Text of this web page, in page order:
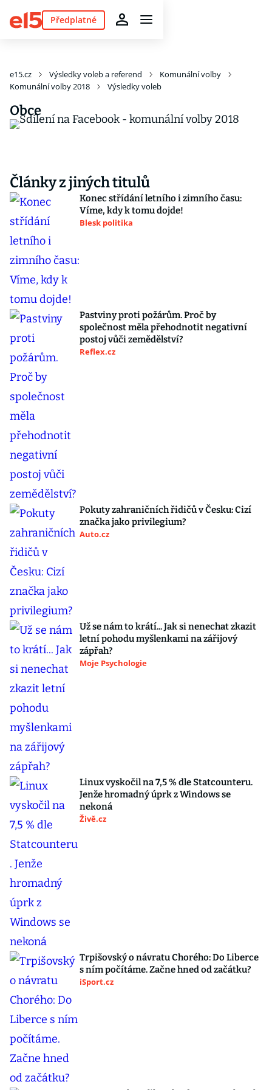
Předplatné
e15.cz Výsledky voleb a referend
Komunální volby
Komunální volby 2018
Výsledky voleb
Obce
Články z jiných titulů
Konec střídání letního i zimního času:
Víme, kdy k tomu dojde!
Blesk politika
Pastviny proti požárům. Proč by
společnost měla přehodnotit negativní
postoj vůči zemědělství?
Reflex.cz
Pokuty zahraničních řidičů v Česku: Cizí
značka jako privilegium?
Auto.cz
Už se nám to krátí... Jak si nenechat zkazit
letní pohodu myšlenkami na zářijový
zápřah?
Moje Psychologie
Linux vyskočil na 7,5 % dle Statcounteru.
Jenže hromadný úprk z Windows se
nekoná
Živě.cz
Trpišovský o návratu Chorého: Do Liberce
s ním počítáme. Začne hned od začátku?
iSport.cz